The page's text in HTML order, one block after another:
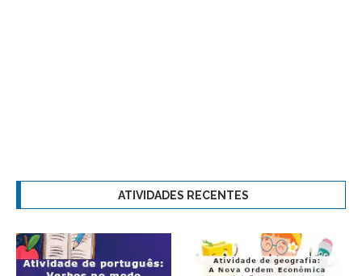
ATIVIDADES RECENTES